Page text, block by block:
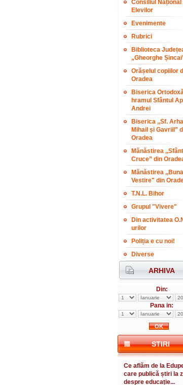
Consiliul Național
Elevilor
Evenimente
Rubrici
Biblioteca
„Gheorghe
Orășelul copiilor
Oradea
Biserica
hramul Sfântul
Andrei
Biserica ,,Sf.
Mihail și Gavriil”
Oradea
Mănăstirea
Cruce” din
Mănăstirea ,,Buna
Vestire" din
T.N.L. Bihor
Grupul "Vivere"
Din activitatea
urilor
Poliția e cu noi!
Diverse
ARHIVA
Din:
Pana in:
STIRI
Ce aflăm de la
care publică știri la
despre educație...